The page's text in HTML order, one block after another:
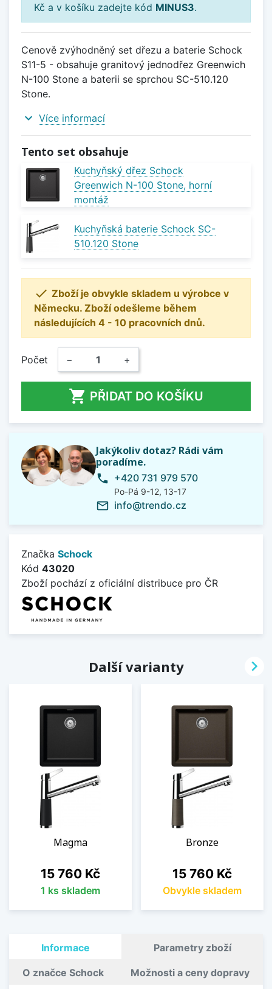
Kč a v košíku zadejte kód MINUS3.
Cenově zvýhodněný set dřezu a baterie Schock
S11-5 - obsahuje granitový jednodřez Greenwich
N-100 Stone a baterii se sprchou SC-510.120
Stone.
expand_more Více informací
Tento set obsahuje
Kuchyňský dřez Schock
Greenwich N-100 Stone, horní
montáž
Kuchyňská baterie Schock SC-
510.120 Stone
 Zboží je obvykle skladem u výrobce v
Německu. Zboží odešleme během
následujících 4 - 10 pracovních dnů.
Počet − +
 PŘIDAT DO KOŠÍKU
Jakýkoliv dotaz? Rádi vám
poradíme.
phone +420 731 979 570
Po-Pá 9-12, 13-17
mail_outline info@trendo.cz
Značka Schock
Kód 43020
Zboží pochází z oficiální distribuce pro ČR
Další varianty
Magma
Cena
15 760 Kč
1 ks skladem
Bronze
Cena
15 760 Kč
Obvykle skladem

Informace Parametry zboží
O značce Schock Možnosti a ceny dopravy